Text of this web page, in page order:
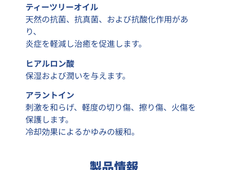
ティーツリーオイル
天然の抗菌、抗真菌、および抗酸化作用があ
り、
炎症を軽減し治癒を促進します。
ヒアルロン酸
保湿および潤いを与えます。
アラントイン
刺激を和らげ、軽度の切り傷、擦り傷、火傷を
保護します。
冷却効果によるかゆみの緩和。
製品情報